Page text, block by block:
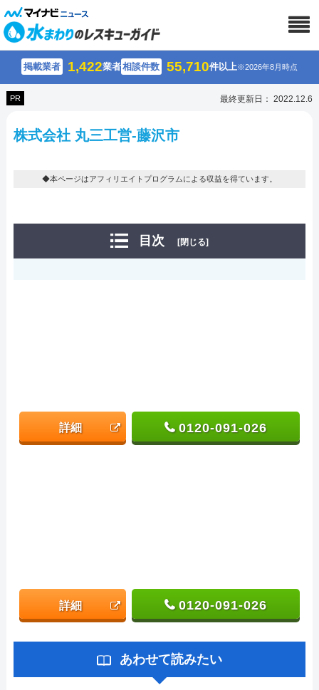
掲載業者 1,422業者相談件数 55,710件以上※2026年8月時点
PR 最終更新日： 2022.12.6
株式会社 丸三工営-藤沢市
◆本ページはアフィリエイトプログラムによる収益を得ています。
目次 [閉じる]
詳細 0120-091-026
詳細 0120-091-026
あわせて読みたい